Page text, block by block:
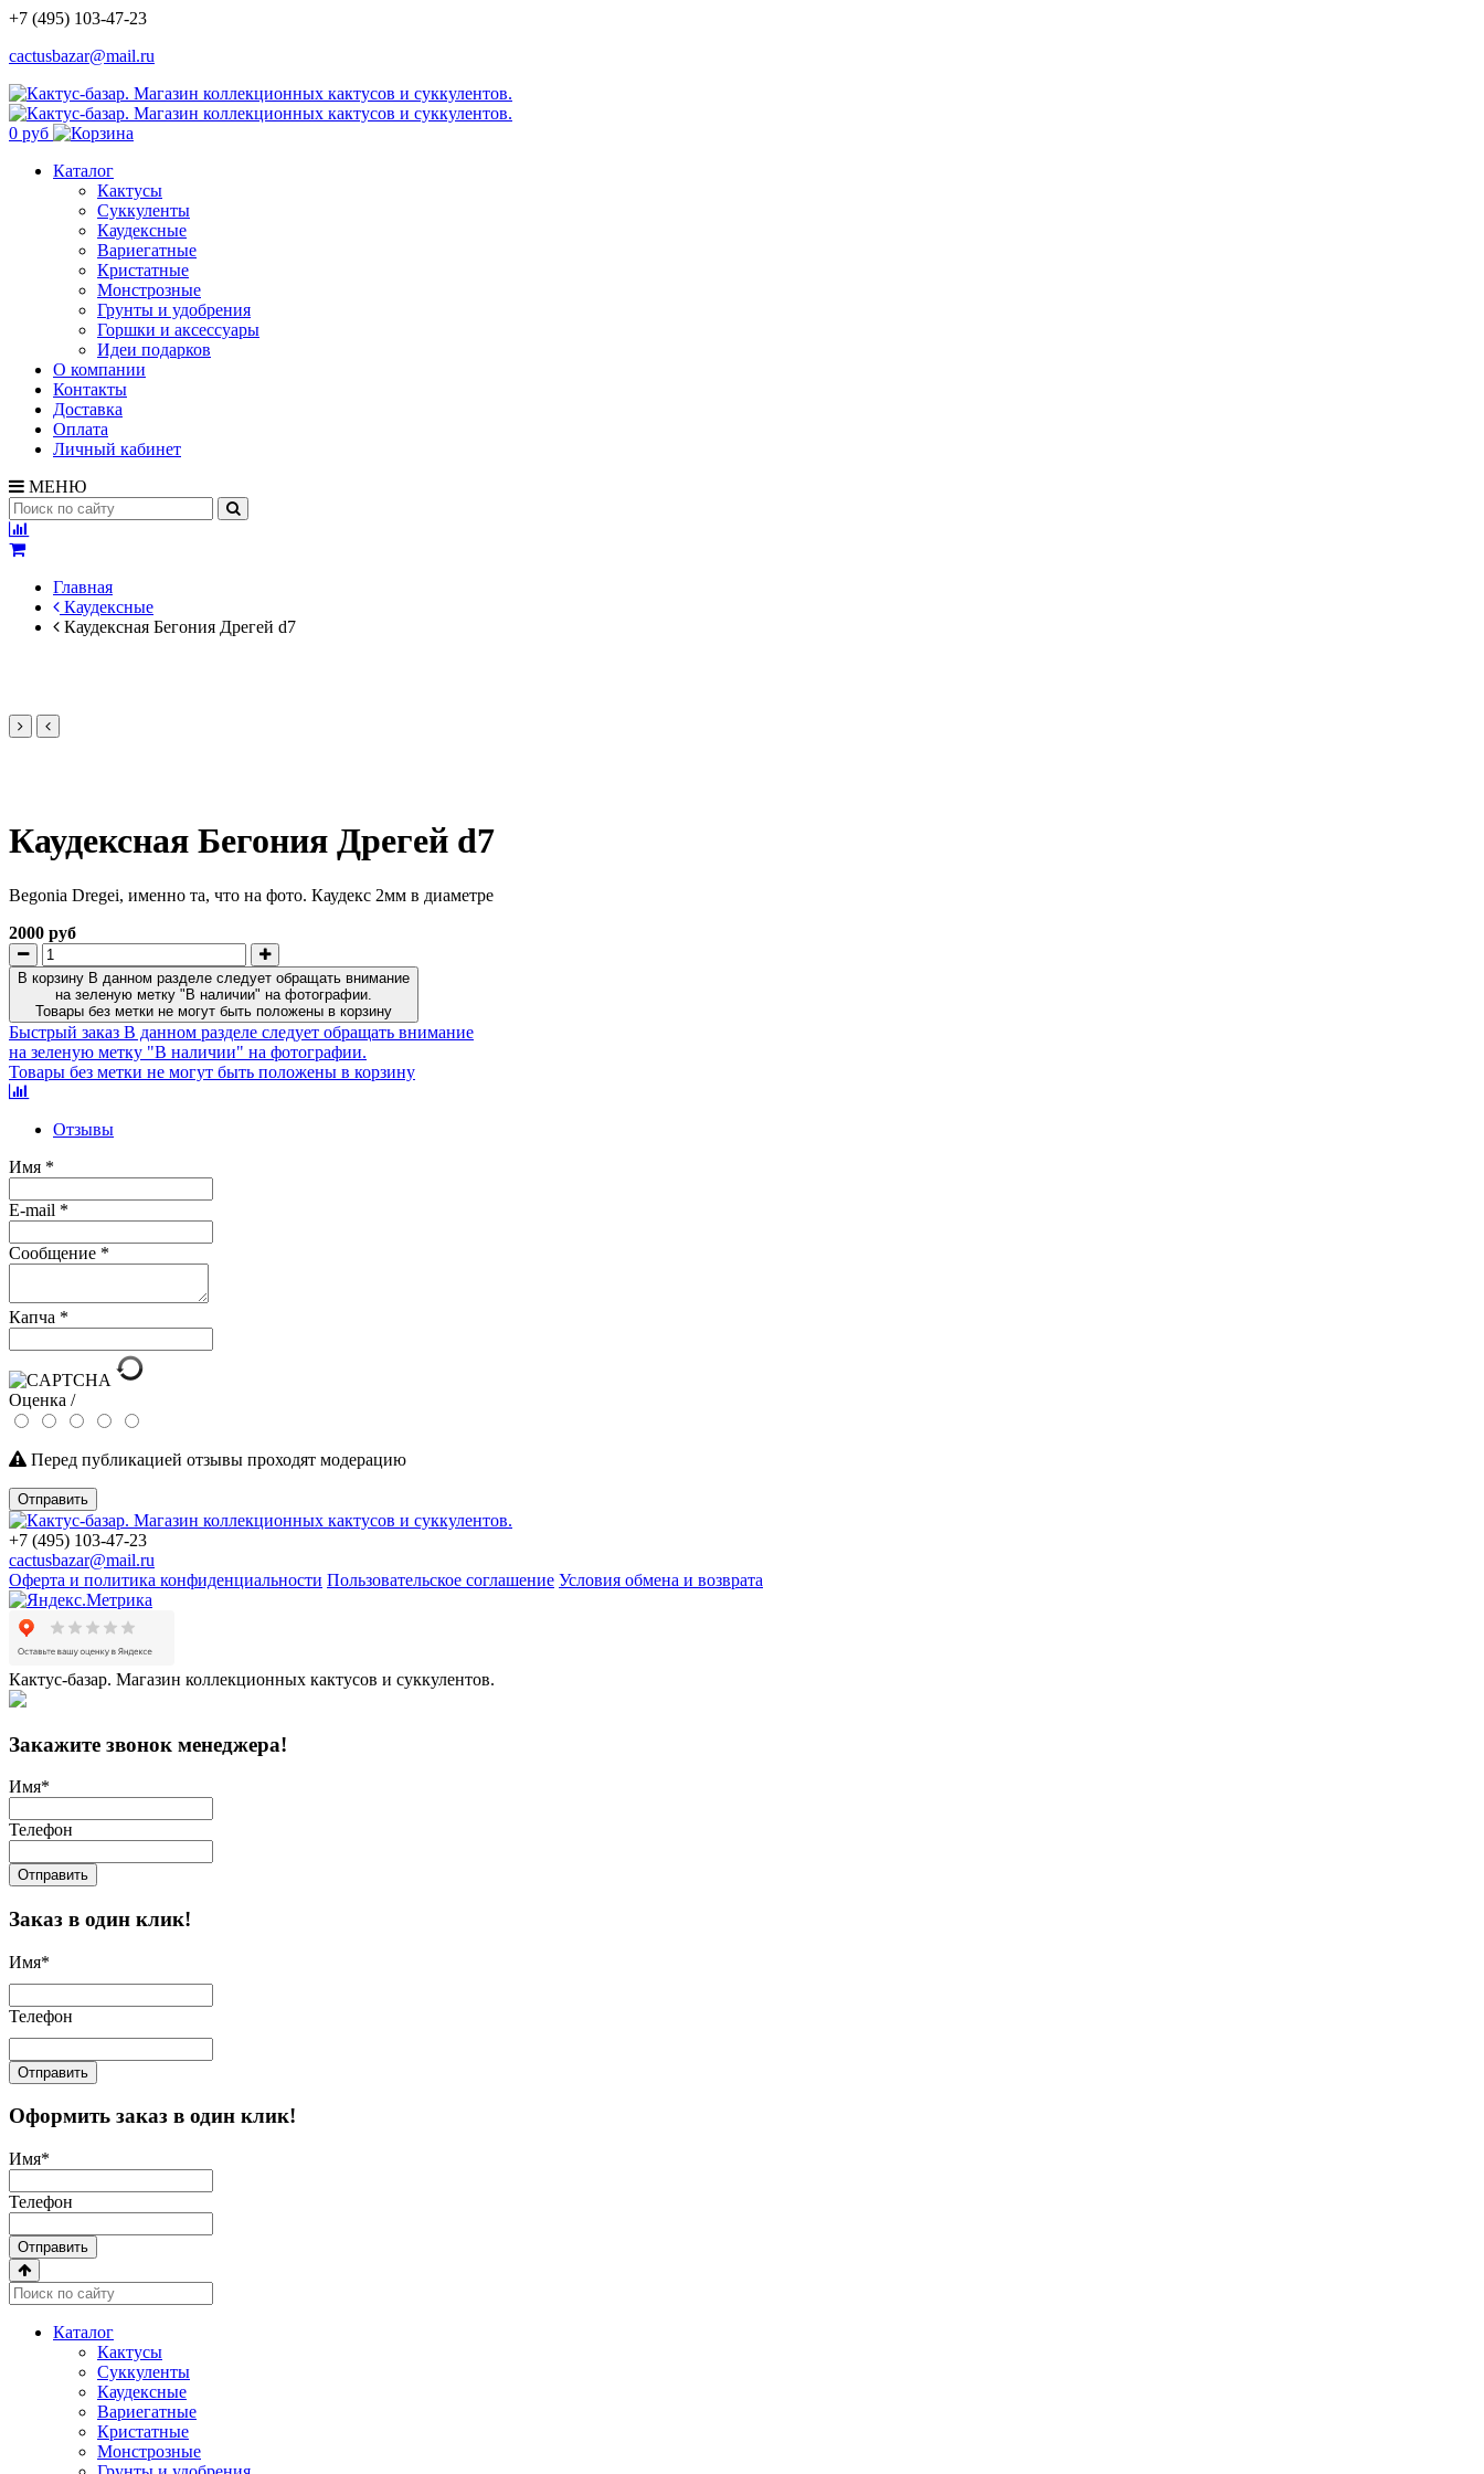
+7 (495) 103-47-23
cactusbazar@mail.ru
0 руб
Каталог
Кактусы
Суккуленты
Каудексные
Вариегатные
Кристатные
Монстрозные
Грунты и удобрения
Горшки и аксессуары
Идеи подарков
О компании
Контакты
Доставка
Оплата
Личный кабинет
МЕНЮ
Главная
Каудексные
Каудексная Бегония Дрегей d7
Каудексная Бегония Дрегей d7
Begonia Dregei, именно та, что на фото. Каудекс 2мм в диаметре
2000 руб
В корзину В данном разделе следует обращать внимание
на зеленую метку "В наличии" на фотографии.
Товары без метки не могут быть положены в корзину
Быстрый заказ В данном разделе следует обращать внимание
на зеленую метку "В наличии" на фотографии.
Товары без метки не могут быть положены в корзину
Отзывы
Имя *
E-mail *
Сообщение *
Капча *
Оценка /
Перед публикацией отзывы проходят модерацию
Отправить
+7 (495) 103-47-23
cactusbazar@mail.ru
Оферта и политика конфиденциальности Пользовательское соглашение Условия обмена и возврата
Кактус-базар. Магазин коллекционных кактусов и суккулентов.
Закажите звонок менеджера!
Имя*
Телефон
Отправить
Заказ в один клик!
Имя*
Телефон
Отправить
Оформить заказ в один клик!
Имя*
Телефон
Отправить
Каталог
Кактусы
Суккуленты
Каудексные
Вариегатные
Кристатные
Монстрозные